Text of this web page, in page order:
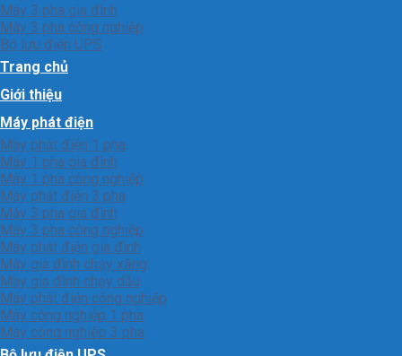
Máy 3 pha gia đình
Máy 3 pha công nghiệp
Bộ lưu điện UPS
Trang chủ
Giới thiệu
Máy phát điện
Máy phát điện 1 pha
Máy 1 pha gia đình
Máy 1 pha công nghiệp
Máy phát điện 3 pha
Máy 3 pha gia đình
Máy 3 pha công nghiệp
Máy phát điện gia đình
Máy gia đình chạy xăng
Máy gia đình chạy dầu
Máy phát điện công nghiệp
Máy công nghiệp 1 pha
Máy công nghiêp 3 pha